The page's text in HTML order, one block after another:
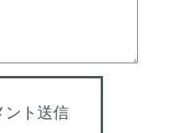
ント送信